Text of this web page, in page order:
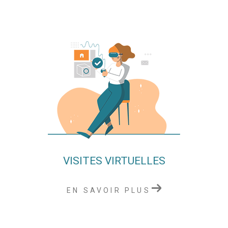
VISITES VIRTUELLES
EN SAVOIR PLUS